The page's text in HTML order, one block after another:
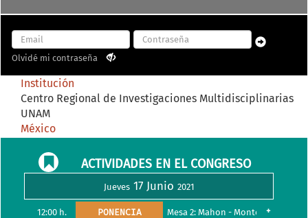
Olvidé mi contraseña
Institución
Centro Regional de Investigaciones Multidisciplinarias
UNAM
México
ACTIVIDADES EN EL CONGRESO
Jueves 17 Junio 2021
12:00 h. PONENCIA Mesa 2: Mahon - Montero - Pilla -
+